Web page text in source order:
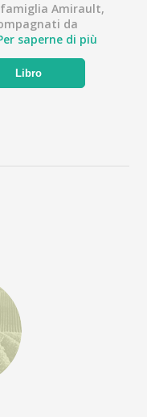
Amirault,
da
saperne di più
Libro